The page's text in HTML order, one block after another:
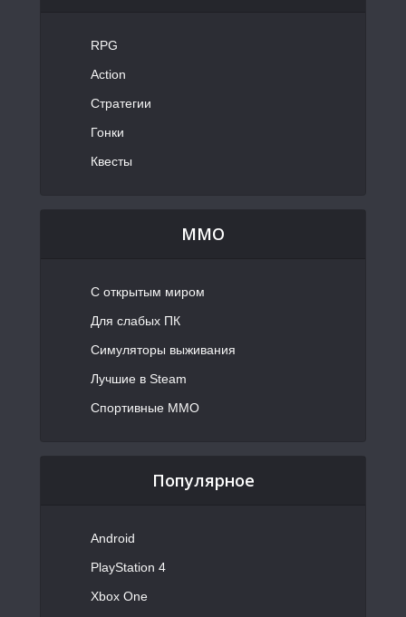
RPG
Action
Стратегии
Гонки
Квесты
MMO
С открытым миром
Для слабых ПК
Симуляторы выживания
Лучшие в Steam
Спортивные MMO
Популярное
Android
PlayStation 4
Xbox One